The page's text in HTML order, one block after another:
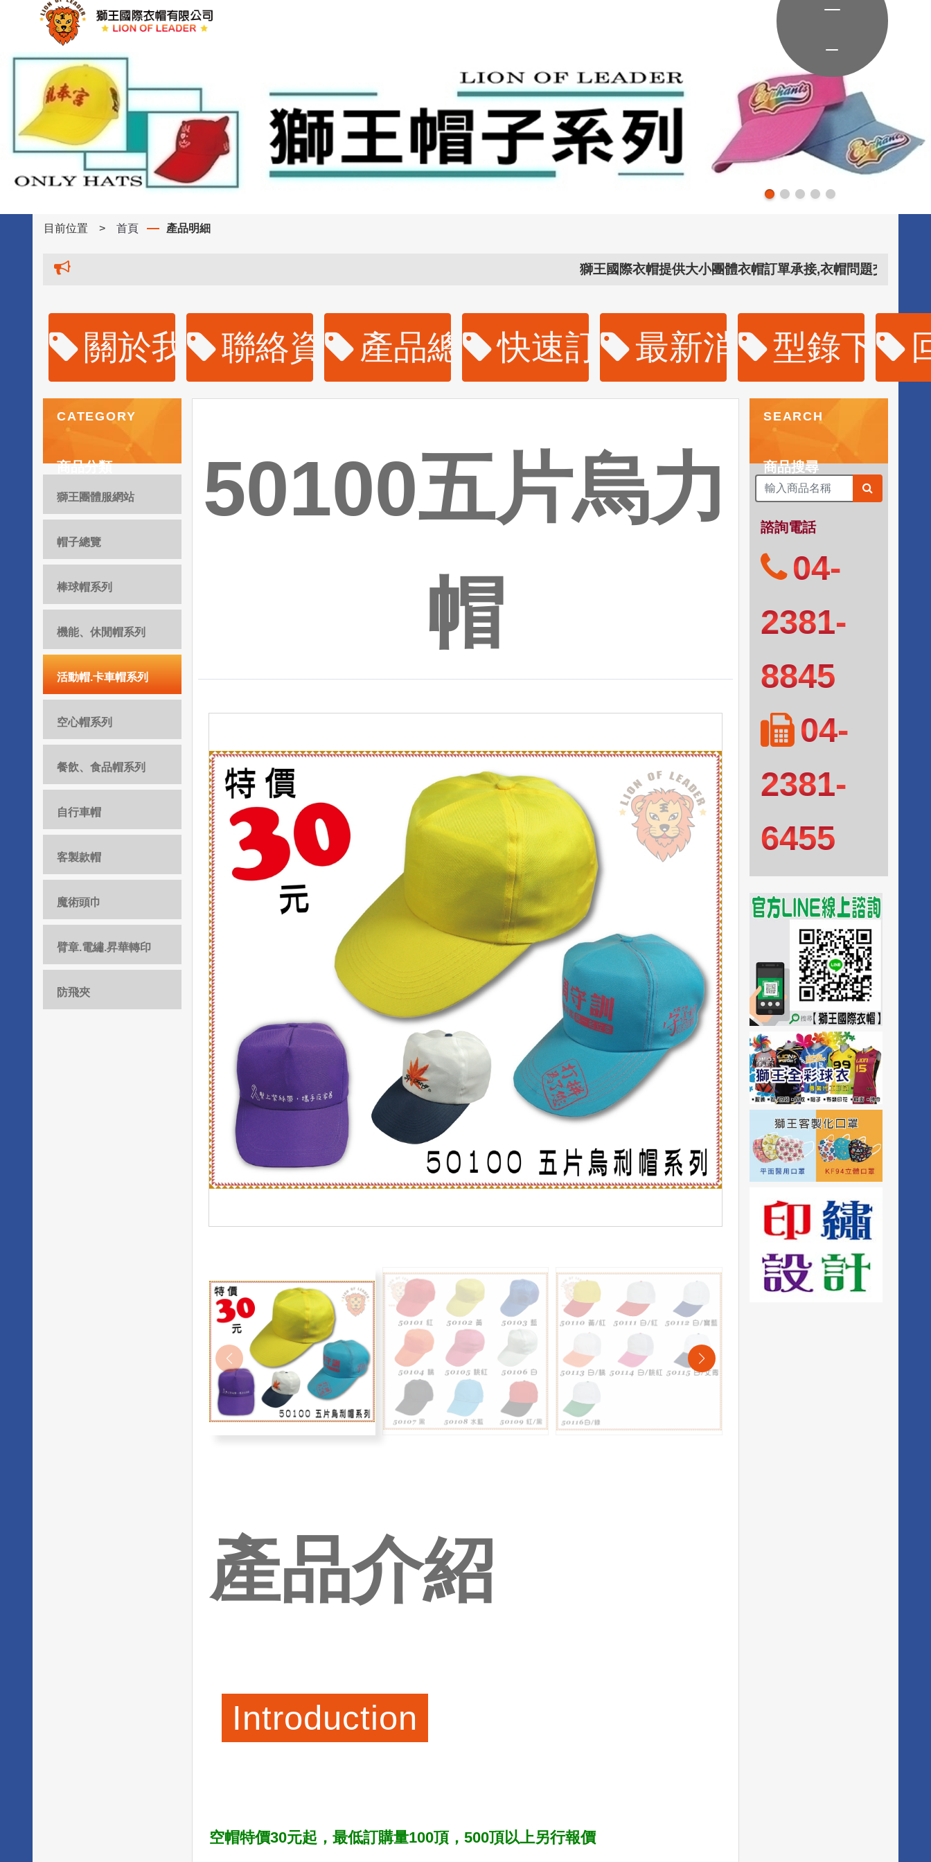
目前位置 > 首頁 產品明細
獅王國際衣帽提供大小團體衣帽訂單承接,衣帽問題交給..衣帽專家
關於我們聯絡資訊 產品總覽快速訂購最新消息型錄下載
CATEGORY
商品分類
獅王團體服網站
帽子總覽
棒球帽系列
機能、休閒帽系列
活動帽.卡車帽系列
空心帽系列
餐飲、食品帽系列
自行車帽
客製款帽
魔術頭巾
臂章.電繡.昇華轉印
防飛夾
50100五片烏力
帽
產品介紹
Introduction
空帽特價30元起，最低訂購量100頂，500頂以上另行報價
SEARCH
商品搜尋
諮詢電話
04-
2381-
8845
04-
2381-
6455